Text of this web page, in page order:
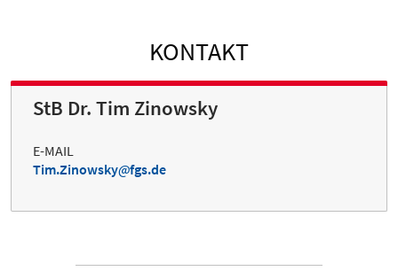
KONTAKT
StB Dr. Tim Zinowsky
E-MAIL
Tim.Zinowsky
fgs.de